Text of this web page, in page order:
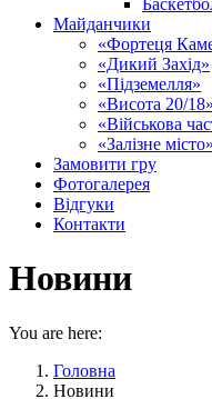
Майданчики
«Фортеця
«Дикий Захід»
«Підземелля»
«Висота 20/18»
«Військова
«Залізне місто»
Замовити гру
Фотогалерея
Відгуки
Контакти
Новини
You are here:
Головна
Новини